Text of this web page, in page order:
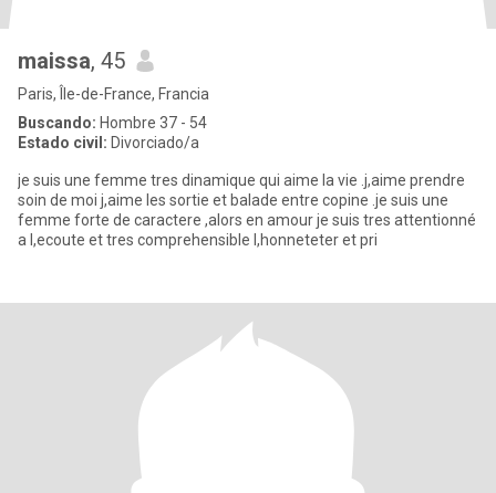
maissa, 45
Paris, Île-de-France, Francia
Buscando: Hombre 37 - 54
Estado civil: Divorciado/a
je suis une femme tres dinamique qui aime la vie .j,aime prendre
soin de moi j,aime les sortie et balade entre copine .je suis une
femme forte de caractere ,alors en amour je suis tres attentionné
a l,ecoute et tres comprehensible l,honneteter et pri